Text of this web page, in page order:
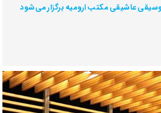
عاشیقی مکتب ارومیه برگزار می‌شود